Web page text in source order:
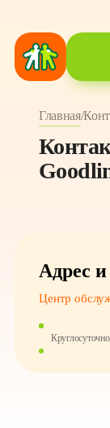
Главная/
Адрес
Центр